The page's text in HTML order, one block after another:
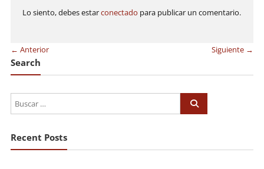
Lo siento, debes estarconectado para publicar un comentario.
← Anterior Siguiente →
Search
Recent Posts